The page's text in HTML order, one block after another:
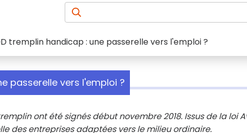
tremplin handicap : une passerelle vers l'emploi ?
passerelle vers l'emploi ?
ont été signés début novembre 2018. Issus de la loi
des entreprises adaptées vers le milieu ordinaire.